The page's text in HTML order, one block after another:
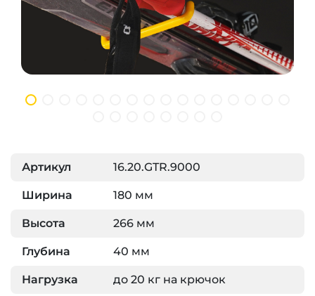
Артикул 16.20.GTR.9000
Ширина 180 мм
Высота 266 мм
Глубина 40 мм
Нагрузка до 20 кг на крючок